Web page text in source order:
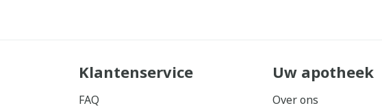
Klantenservice
FAQ
Uw apotheek
Over ons